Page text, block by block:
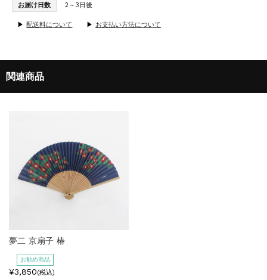
お届け日数 2～3日後
▶ 配送料について ▶ お支払い方法について
関連商品
夢二 京扇子 椿
お勧め商品
¥3,850(税込)